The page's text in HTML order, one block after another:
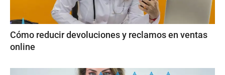
Cómo reducir devoluciones y reclamos en ventas
online